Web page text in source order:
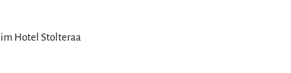
Hotel Stolteraa